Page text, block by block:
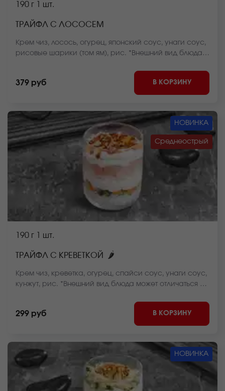
190 г 1 шт.
ТРАЙФЛ С ЛОСОСЕМ
Крем чиз, лосось, огурец, японский соус, унаги соус,
рисовые шарики (том ям), рис. *Внешний вид блюда
379 руб В КОРЗИНУ
НОВИНКА
Среднеострый
190 г 1 шт.
ТРАЙФЛ С КРЕВЕТКОЙ 🌶
Крем чиз, креветка, огурец, спайси соус, унаги соус,
кунжут, рис. *Внешний вид блюда может отличаться от
299 руб В КОРЗИНУ
НОВИНКА